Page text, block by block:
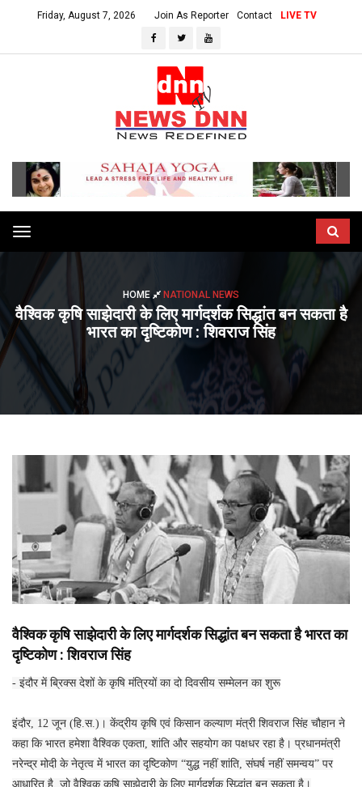
Friday, August 7, 2026 Join As Reporter Contact LIVE TV
Toggle
navigation
HOME NATIONAL NEWS
वैश्विक कृषि साझेदारी के लिए मार्गदर्शक सिद्धांत बन सकता है
भारत का दृष्टिकोण : शिवराज सिंह
वैश्विक कृषि साझेदारी के लिए मार्गदर्शक सिद्धांत बन सकता है भारत का
दृष्टिकोण : शिवराज सिंह
- इंदौर में ब्रिक्स देशों के कृषि मंत्रियों का दो दिवसीय सम्मेलन का शुरू
इंदौर, 12 जून (हि.स.)। केंद्रीय कृषि एवं किसान कल्याण मंत्री शिवराज सिंह चौहान ने
कहा कि भारत हमेशा वैश्विक एकता, शांति और सहयोग का पक्षधर रहा है। प्रधानमंत्री
नरेन्द्र मोदी के नेतृत्व में भारत का दृष्टिकोण “युद्ध नहीं शांति, संघर्ष नहीं समन्वय” पर
आधारित है, जो वैश्विक कृषि साझेदारी के लिए मार्गदर्शक सिद्धांत बन सकता है।